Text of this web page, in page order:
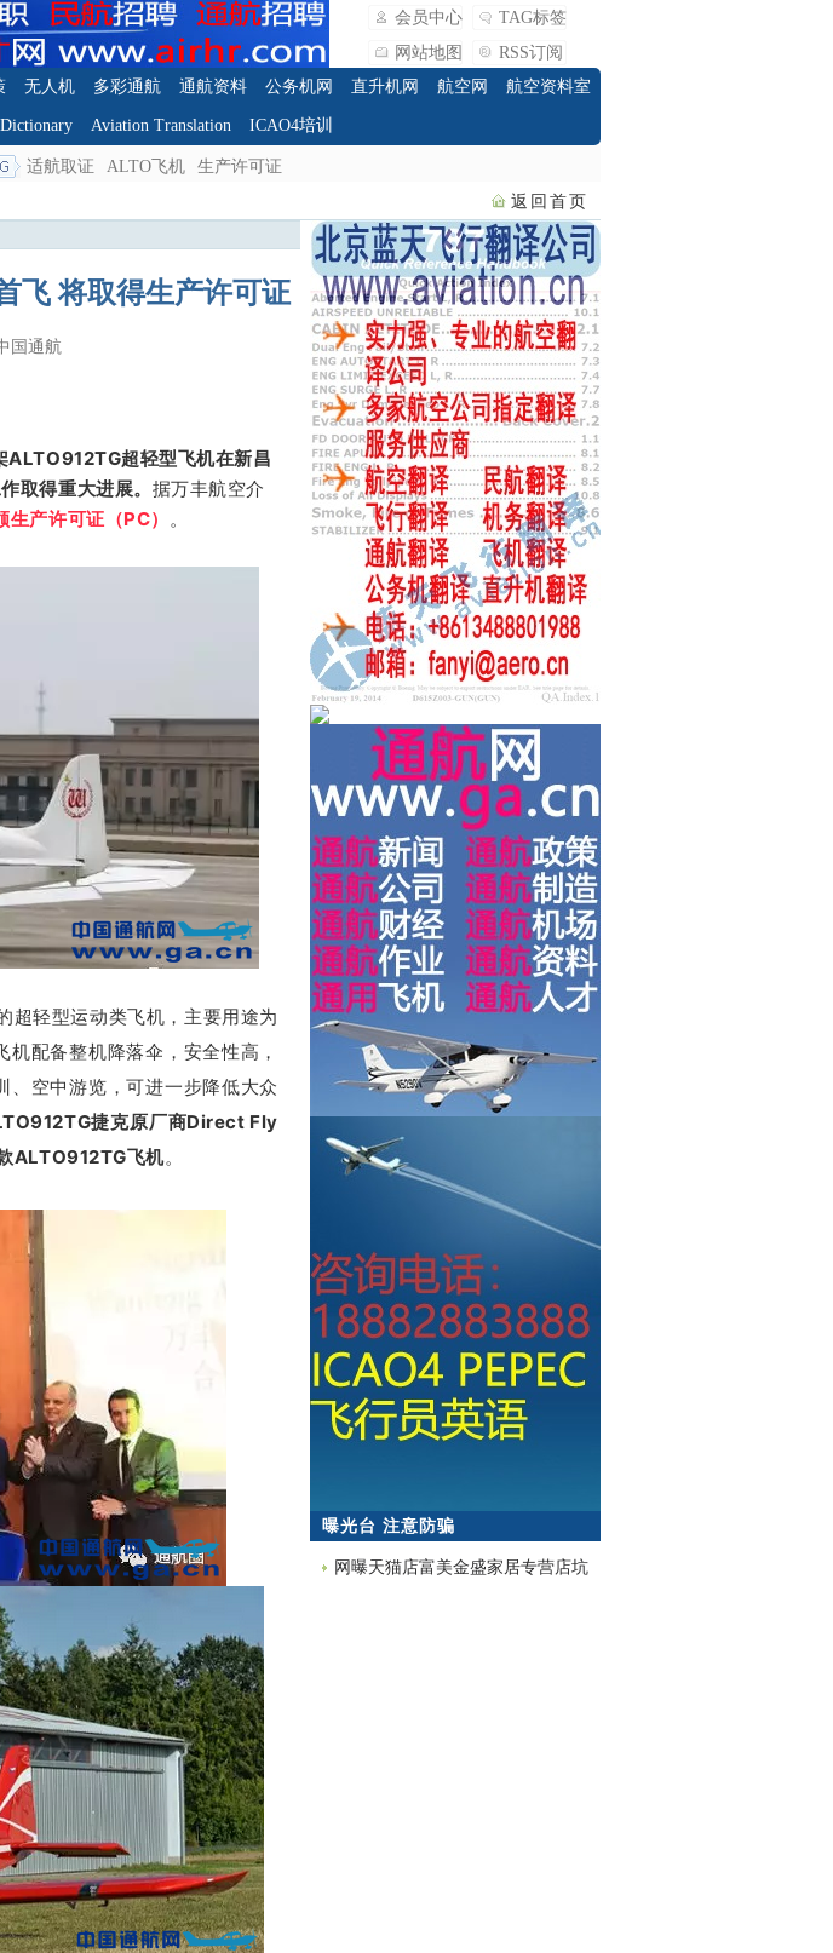
会员中心
TAG标签
网站地图
RSS订阅
无人机 多彩通航 通航资料 公务机网 直升机网 航空网 航空资料室
Aviation Translation ICAO4培训
适航取证 ALTO飞机
生产许可证
返回首页
飞 将取得生产许可证
国通航
ALTO912TG超轻型飞机在新昌
取得重大进展。 据万丰航空介
产许可证（PC） 。
超轻型运动类飞机，主要用途为
配备整机降落伞，安全性高，
、空中游览，可进一步降低大众
捷克原厂商Direct Fly
ALTO912TG飞机。
曝光台 注意防骗
网曝天猫店富美金盛家居专营店坑